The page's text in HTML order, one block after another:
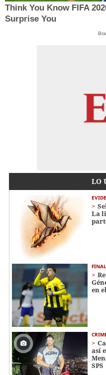
Think You Know FIFA
Surprise You
LO
La
en
así
SPS